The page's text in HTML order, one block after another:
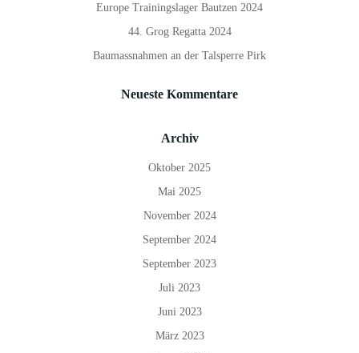
Europe Trainingslager Bautzen 2024
44. Grog Regatta 2024
Baumassnahmen an der Talsperre Pirk
Neueste Kommentare
Archiv
Oktober 2025
Mai 2025
November 2024
September 2024
September 2023
Juli 2023
Juni 2023
März 2023